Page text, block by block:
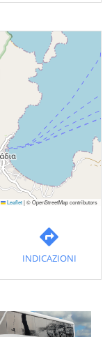
Leaflet|© OpenStreetMap contributors
INDICAZIONI